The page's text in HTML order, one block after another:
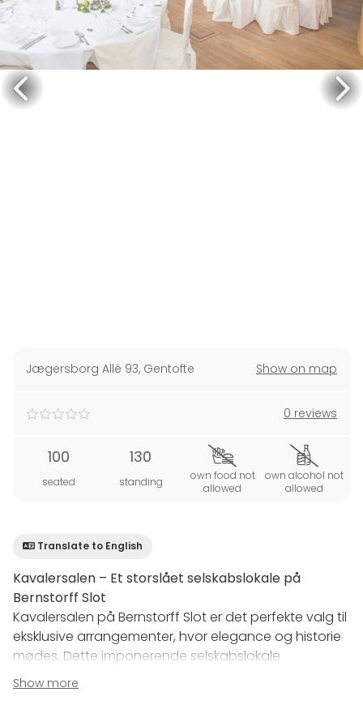
Jægersborg Allé 93, Gentofte Show on map
0 reviews
100
seated
130
standing
own food not
allowed
own alcohol not
allowed
Translate to English
Kavalersalen – Et storslået selskabslokale på
Bernstorff Slot
Kavalersalen på Bernstorff Slot er det perfekte valg til
eksklusive arrangementer, hvor elegance og historie
mødes. Dette imponerende selskabslokale
kombinerer klassisk arkitektur med en majestætisk
atmosfære og er ideelt til bryllupper, gallamiddage,
Show more